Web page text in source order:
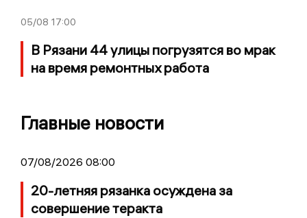
05/08 17:00
В Рязани 44 улицы погрузятся во мрак
на время ремонтных работа
Главные новости
07/08/2026 08:00
20-летняя рязанка осуждена за
совершение теракта